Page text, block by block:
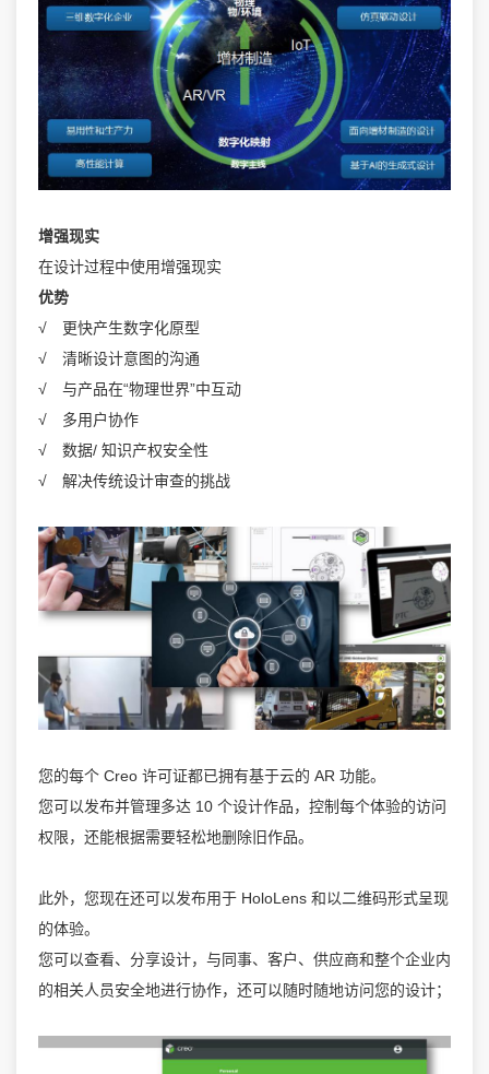
增强现实
在设计过程中使用增强现实
优势
√ 更快产生数字化原型
√ 清晰设计意图的沟通
√ 与产品在“物理世界”中互动
√ 多用户协作
√ 数据/ 知识产权安全性
√ 解决传统设计审查的挑战
您的每个 Creo 许可证都已拥有基于云的 AR 功能。
您可以发布并管理多达 10 个设计作品，控制每个体验的访问
权限，还能根据需要轻松地删除旧作品。
此外，您现在还可以发布用于 HoloLens 和以二维码形式呈现
的体验。
您可以查看、分享设计，与同事、客户、供应商和整个企业内
的相关人员安全地进行协作，还可以随时随地访问您的设计；